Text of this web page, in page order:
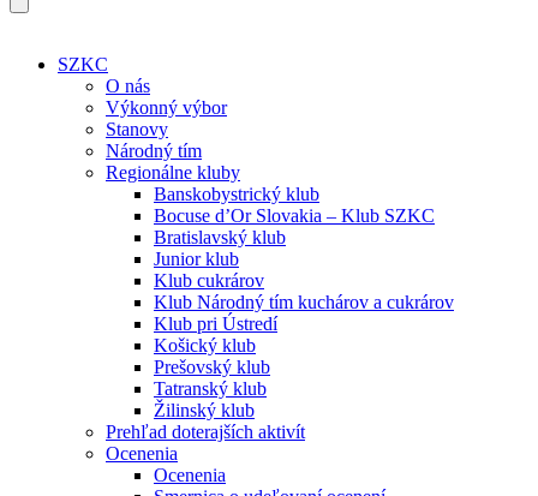
SZKC
O nás
Výkonný výbor
Stanovy
Národný tím
Regionálne kluby
Banskobystrický klub
Bocuse d’Or Slovakia – Klub SZKC
Bratislavský klub
Junior klub
Klub cukrárov
Klub Národný tím kuchárov a cukrárov
Klub pri Ústredí
Košický klub
Prešovský klub
Tatranský klub
Žilinský klub
Prehľad doterajších aktivít
Ocenenia
Ocenenia